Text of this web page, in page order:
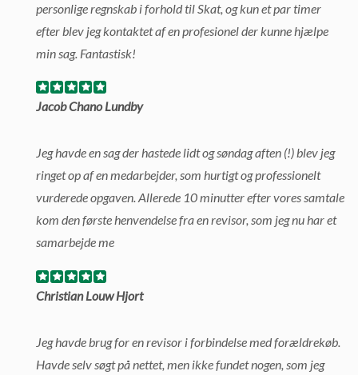
personlige regnskab i forhold til Skat, og kun et par timer
efter blev jeg kontaktet af en profesionel der kunne hjælpe
min sag. Fantastisk!
Jacob Chano Lundby
Jeg havde en sag der hastede lidt og søndag aften (!) blev jeg
ringet op af en medarbejder, som hurtigt og professionelt
vurderede opgaven. Allerede 10 minutter efter vores samtale
kom den første henvendelse fra en revisor, som jeg nu har et
samarbejde me
Christian Louw Hjort
Jeg havde brug for en revisor i forbindelse med forældrekøb.
Havde selv søgt på nettet, men ikke fundet nogen, som jeg